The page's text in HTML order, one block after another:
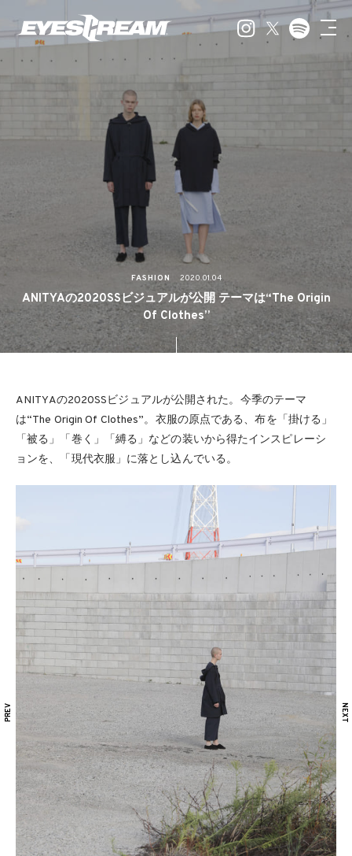
FASHION 2020.01.04
ANITYAの2020SSビジュアルが公開 テーマは“The Origin
Of Clothes”
ANITYAの2020SSビジュアルが公開された。今季のテーマ
は“The Origin Of Clothes”。衣服の原点である、布を「掛ける」
「被る」「巻く」「縛る」などの装いから得たインスピレーシ
ョンを、「現代衣服」に落とし込んでいる。